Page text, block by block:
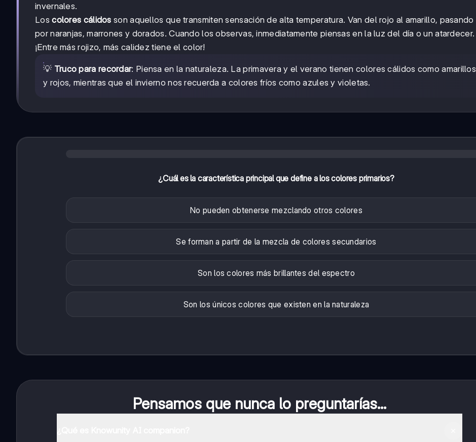
invernales.
Loscolores cálidos son aquellos que transmiten sensación de alta temperatura. Van del rojo al amarillo, pasando
por naranjas, marrones y dorados. Cuando los observas, inmediatamente piensas en la luz del día o un atardecer.
¡Entre más rojizo, más calidez tiene el color!
💡 Truco para recordar: Piensa en la naturaleza. La primavera y el verano tienen colores cálidos como amarillos
y rojos, mientras que el invierno nos recuerda a colores fríos como azules y violetas.
¿Cuál es la característica principal que define a los colores primarios?
No pueden obtenerse mezclando otros colores
Se forman a partir de la mezcla de colores secundarios
Son los colores más brillantes del espectro
Son los únicos colores que existen en la naturaleza
Pensamos que nunca lo preguntarías...